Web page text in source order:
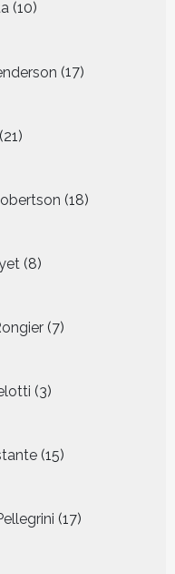
10
producten
17
producten
21
producten
18
producten
8
producten
7
producten
3
producten
15
producten
17
producten